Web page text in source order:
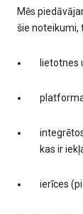
Mēs
šie noteikumi,
lietotnes
kas ir
ierīces